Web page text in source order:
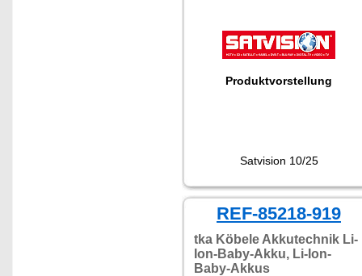
Produktvorstellung
Satvision 10/25
REF-85218-919
tka Köbele Akkutechnik Li-
Ion-Baby-Akku, Li-Ion-
Baby-Akkus